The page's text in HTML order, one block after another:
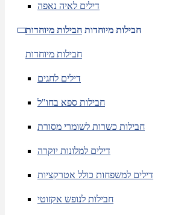
דילים לאיה נאפה
חבילות מיוחדות חבילות מיוחדות
חבילות מיוחדות
דילים לחגים
חבילות ספא בחו"ל
חבילות כשרות לשומרי מסורת
דילים למלונות יוקרה
דילים למשפחות כולל אטרקציות
חבילות לנופש אקזוטי